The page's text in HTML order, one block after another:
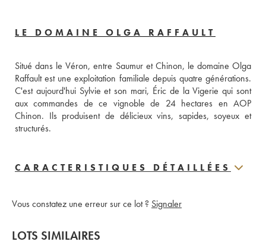
LE DOMAINE OLGA RAFFAULT
Situé dans le Véron, entre Saumur et Chinon, le domaine Olga
Raffault est une exploitation familiale depuis quatre générations.
C'est aujourd'hui Sylvie et son mari, Éric de la Vigerie qui sont
aux commandes de ce vignoble de 24 hectares en AOP
Chinon. Ils produisent de délicieux vins, sapides, soyeux et
CARACTERISTIQUES DÉTAILLÉES
Vous constatez une erreur sur ce lot ? Signaler
LOTS SIMILAIRES